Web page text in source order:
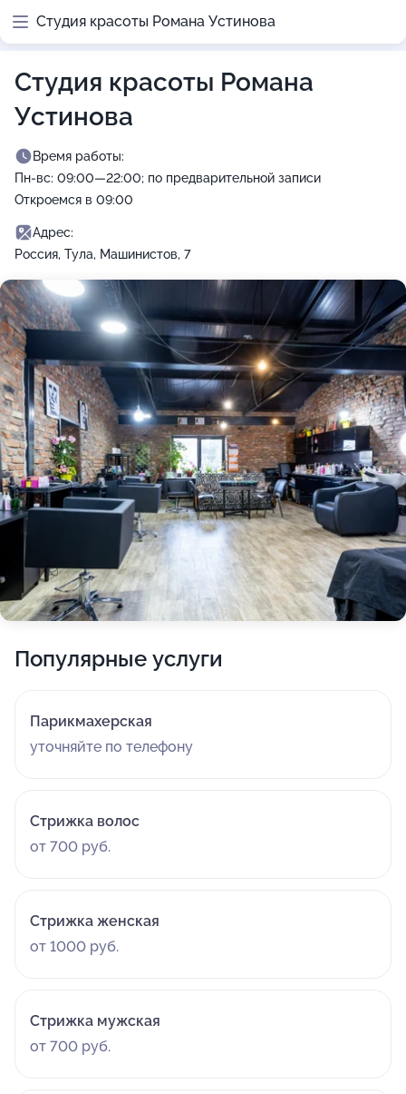
Студия красоты Романа Устинова
Студия красоты Романа
Устинова
Время работы:
Пн-вс: 09:00—22:00; по предварительной записи
Откроемся в 09:00
Адрес:
Россия, Тула, Машинистов, 7
Популярные услуги
Парикмахерская
уточняйте по телефону
Стрижка волос
от 700 руб.
Стрижка женская
от 1000 руб.
Стрижка мужская
от 700 руб.